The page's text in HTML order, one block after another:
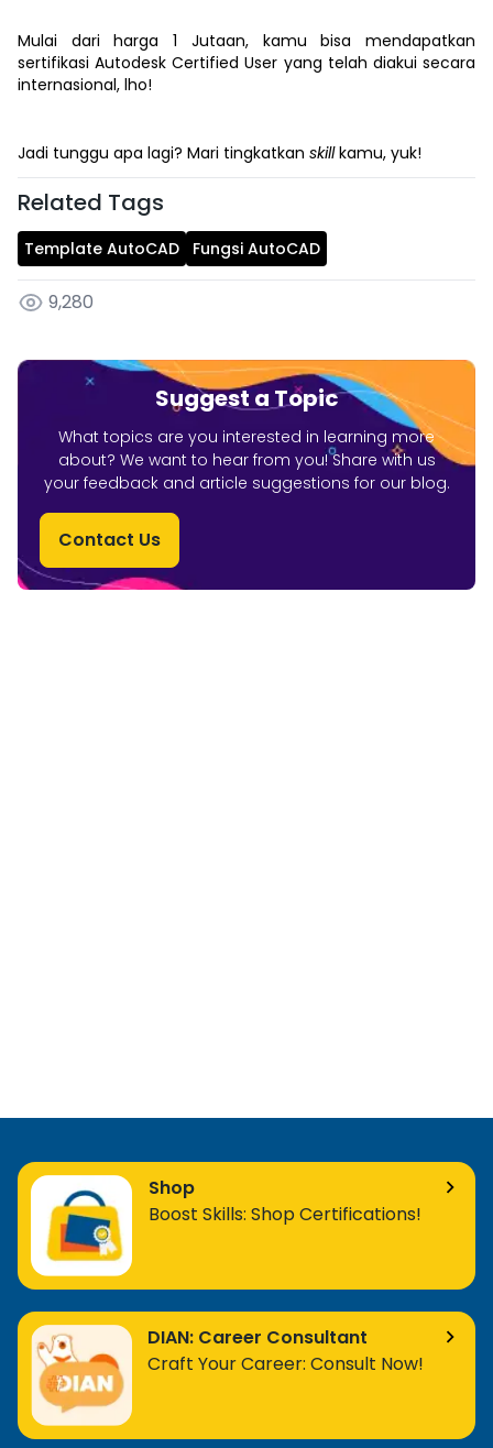
Mulai dari harga 1 Jutaan, kamu bisa mendapatkan
sertifikasi Autodesk Certified User yang telah diakui secara
internasional, lho!
Jadi tunggu apa lagi? Mari tingkatkan skillkamu, yuk!
Related Tags
Template AutoCAD Fungsi AutoCAD
9,280
Suggest a Topic
What topics are you interested in learning more
about? We want to hear from you! Share with us
your feedback and article suggestions for our blog.
Contact Us
Shop
Boost Skills: Shop Certifications!
DIAN: Career Consultant
Craft Your Career: Consult Now!